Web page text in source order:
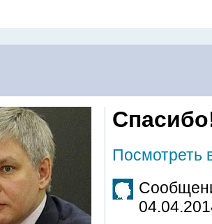
Посмотреть